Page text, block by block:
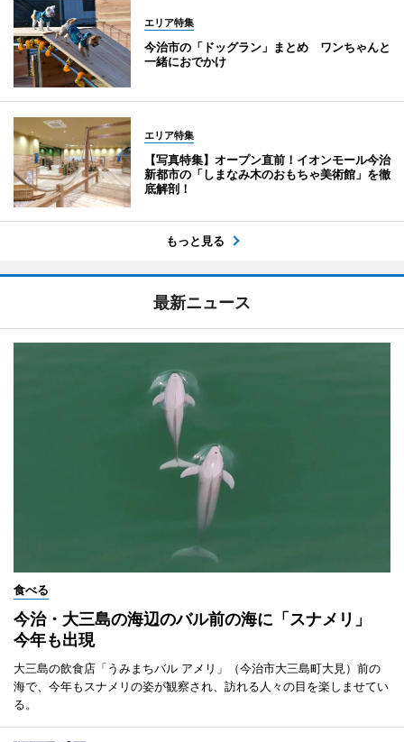
エリア特集
今治市の「ドッグラン」まとめ ワンちゃんと
一緒におでかけ
エリア特集
【写真特集】オープン直前！イオンモール今治
新都市の「しまなみ木のおもちゃ美術館」を徹
底解剖！
もっと見る
最新ニュース
食べる
今治・大三島の海辺のバル前の海に「スナメリ」
今年も出現
大三島の飲食店「うみまちバル アメリ」（今治市大三島町大見）前の
海で、今年もスナメリの姿が観察され、訪れる人々の目を楽しませてい
る。